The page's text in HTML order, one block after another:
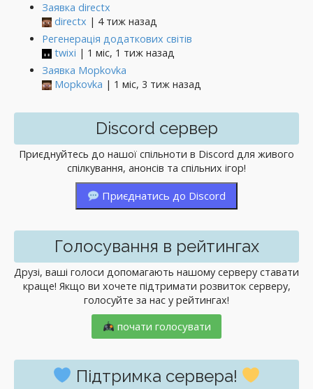
Заявка directx
directx | 4 тиж назад
Регенерація додаткових світів
twixi | 1 міс, 1 тиж назад
Заявка Mopkovka
Mopkovka | 1 міс, 3 тиж назад
Discord сервер
Приєднуйтесь до нашої спільноти в Discord для живого
спілкування, анонсів та спільних ігор!
Приєднатись до Discord
Голосування в рейтингах
Друзі, ваші голоси допомагають нашому серверу ставати
краще! Якщо ви хочете підтримати розвиток серверу,
голосуйте за нас у рейтингах!
почати голосувати
Підтримка сервера!